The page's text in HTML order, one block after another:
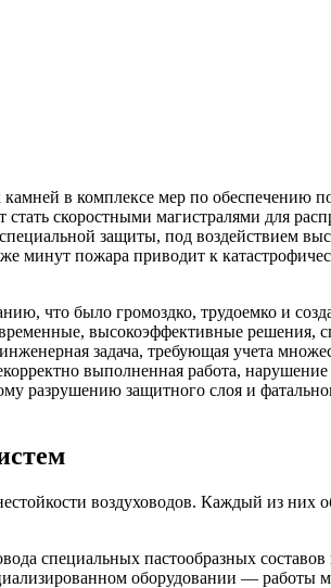
в комплексе мер по обеспечению
скоростными магистралями для
защиты, под воздействием
минут пожара приводит к
что было громоздко, трудоемко и
высокоэффективные решения,
задача, требующая учета
выполненная работа,
разрушению защитного слоя и
воздуховодов. Каждый из них
специальных пастообразных
оборудовании —